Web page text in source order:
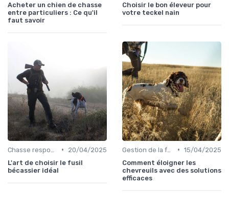
Acheter un chien de chasse
entre particuliers : Ce qu'il
faut savoir
Choisir le bon éleveur pour
votre teckel nain
•
20/04/2025
L'art de choisir le fusil
bécassier idéal
• 15/04/2025
Comment éloigner les
chevreuils avec des solutions
efficaces